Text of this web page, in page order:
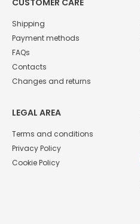
CUSTOMER CARE
Shipping
Payment methods
FAQs
Contacts
Changes and returns
LEGAL AREA
Terms and conditions
Privacy Policy
Cookie Policy